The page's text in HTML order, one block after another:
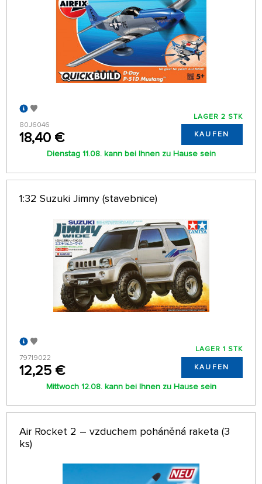
80J6046
18,40 €
LAGER 2 STK
KAUFEN
Dienstag 11.08. kann bei Ihnen zu Hause sein
1:32 Suzuki Jimny (stavebnice)
79719022
12,25 €
LAGER 1 STK
KAUFEN
Mittwoch 12.08. kann bei Ihnen zu Hause sein
Air Rocket 2 – vzduchem poháněná raketa (3
ks)